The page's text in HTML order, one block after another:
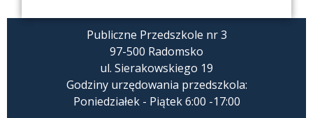
Publiczne Przedszkole nr 3
97-500 Radomsko
ul. Sierakowskiego 19
Godziny urzędowania przedszkola:
Poniedziałek - Piątek 6:00 -17:00